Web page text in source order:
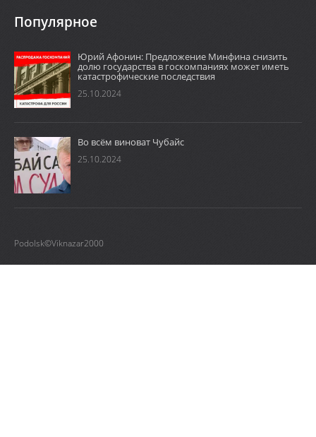
Популярное
Юрий Афонин: Предложение Минфина снизить
долю государства в госкомпаниях может иметь
катастрофические последствия
25.10.2024
Во всём виноват Чубайс
25.10.2024
Podolsk©Viknazar2000